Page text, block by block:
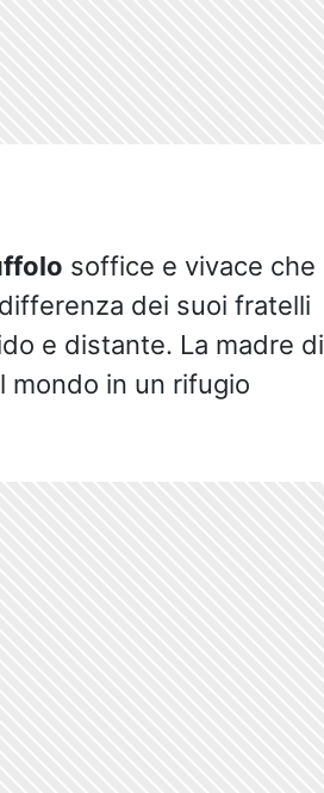
soffice e vivace che
dei suoi fratelli
e distante. La madre di
mondo in un rifugio